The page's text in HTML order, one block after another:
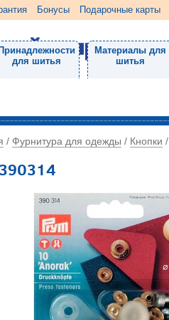
Бонусы Подарочные карты
Принадлежности
для шитья
Материалы для
шитья
/ Фурнитура для одежды / Кнопки /